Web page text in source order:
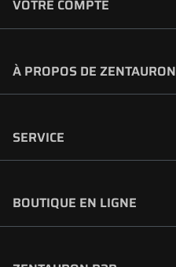
VOTRE COMPTE
À PROPOS DE ZENTAURON
SERVICE
BOUTIQUE EN LIGNE